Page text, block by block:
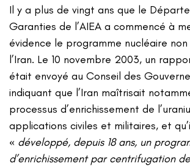
Il y a plus de vingt ans que le
Garanties de l’AIEA a commencé à
évidence le programme nucléaire
l’Iran. Le 10 novembre 2003, un
était envoyé au Conseil des
indiquant que l’Iran maîtrisait
processus d’enrichissement de
applications civiles et militaires, et
« développé, depuis 18 ans, un
d’enrichissement par centrifugation